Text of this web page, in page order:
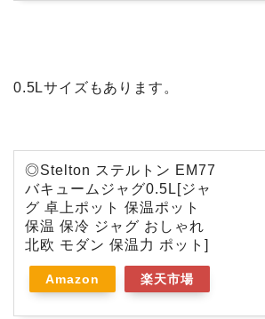
0.5Lサイズもあります。
◎Stelton ステルトン EM77
バキュームジャグ0.5L[ジャ
グ 卓上ポット 保温ポット
保温 保冷 ジャグ おしゃれ
北欧 モダン 保温力 ポット]
Amazon 楽天市場